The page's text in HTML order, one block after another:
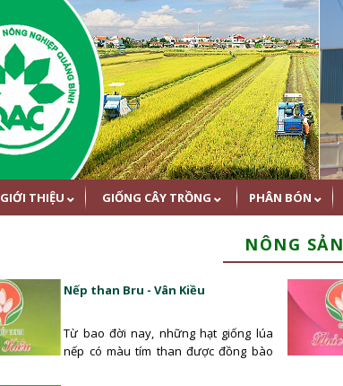
GIỚI THIỆU GIỐNG CÂY TRỒNG PHÂN BÓN
NÔNG SẢN
Nếp than Bru - Vân Kiều
Từ bao đời nay, những hạt giống lúa
nếp có màu tím than được đồng bào